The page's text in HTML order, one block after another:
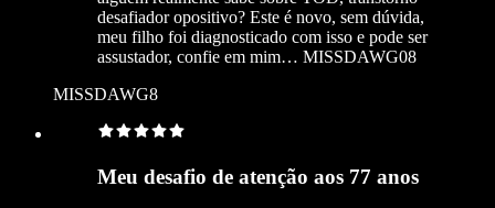
desafiador opositivo? Este é novo, sem dúvida,
meu filho foi diagnosticado com isso e pode ser
assustador, confie em mim… MISSDAWG08
MISSDAWG8
Meu desafio de atenção aos 77 anos